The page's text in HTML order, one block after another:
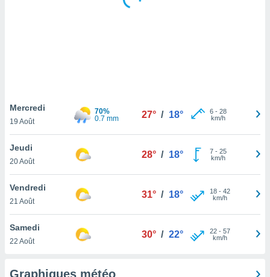
notre
que
et que
Mercredi
19 Août
70%
0.7 mm
27° / 18° 6- 28
km/h
Jeudi
20 Août
28° / 18° 7- 25
km/h
Vendredi
21 Août
31° / 18° 18- 42
km/h
Samedi
22 Août
30° / 22° 22- 57
km/h
Graphiques météo